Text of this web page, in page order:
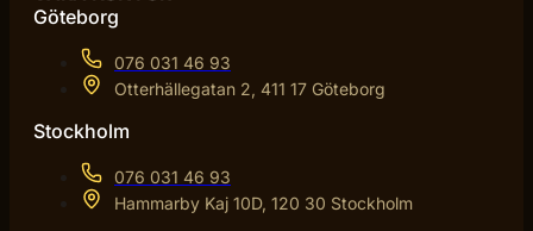
Göteborg
076 031 46 93
Otterhällegatan 2, 411 17 Göteborg
Stockholm
076 031 46 93
Hammarby Kaj 10D, 120 30 Stockholm